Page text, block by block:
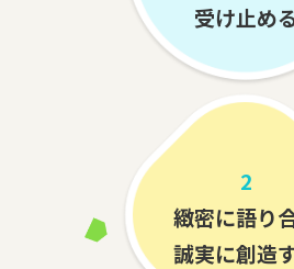
受け止め
2
緻密に語り
誠実に創造